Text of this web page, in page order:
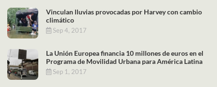
Vinculan lluvias provocadas por Harvey con cambio
climático
Sep 4, 2017
La Unión Europea financia 10 millones de euros en el
Programa de Movilidad Urbana para América Latina
Sep 1, 2017